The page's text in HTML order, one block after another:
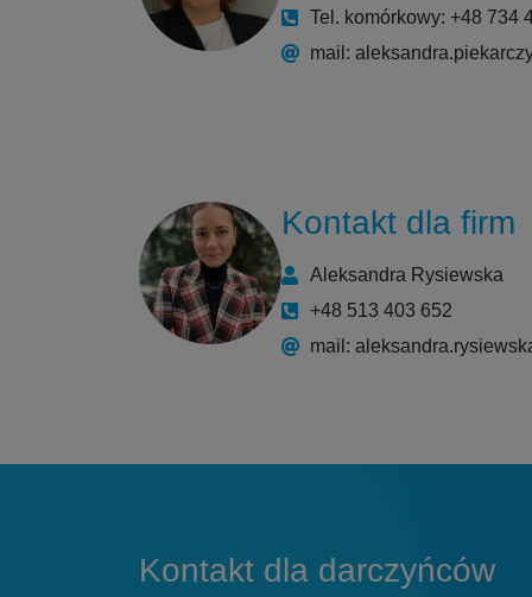
Tel. komórkowy: +48 734
mail:
Kontakt dla firm
Aleksandra Rysiewska
+48 513 403 652
mail:
Kontakt dla darczyńców